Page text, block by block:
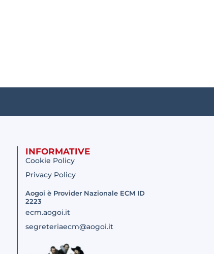
INFORMATIVE
Cookie Policy
Privacy Policy
Aogoi è Provider Nazionale ECM ID
2223
ecm.aogoi.it
segreteriaecm@aogoi.it